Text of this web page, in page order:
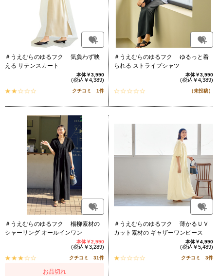
＃うえむらのゆるフク 気負わず映
える サテンスカート
本体￥3,990
(税込￥4,389)
クチコミ 1件
＃うえむらのゆるフク ゆるっと着
られる ストライプシャツ
本体￥3,990
(税込￥4,389)
（未投稿）
＃うえむらのゆるフク 楊柳素材の
シャーリング オールインワン
本体￥2,990
(税込￥3,289)
クチコミ 31件
お品切れ
＃うえむらのゆるフク 薄かるＵＶ
カット素材の ギャザーワンピース
本体￥4,990
(税込￥5,489)
クチコミ 3件